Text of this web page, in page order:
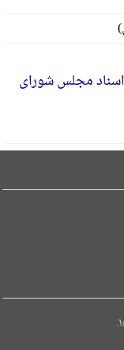
اسناد مجلس شورای